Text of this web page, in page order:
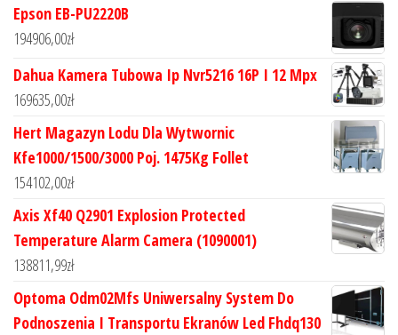
Epson EB-PU2220B
194906,00zł
Dahua Kamera Tubowa Ip Nvr5216 16P I 12 Mpx
169635,00zł
Hert Magazyn Lodu Dla Wytwornic
Kfe1000/1500/3000 Poj. 1475Kg Follet
154102,00zł
Axis Xf40 Q2901 Explosion Protected
Temperature Alarm Camera (1090001)
138811,99zł
Optoma Odm02Mfs Uniwersalny System Do
Podnoszenia I Transportu Ekranów Led Fhdq130